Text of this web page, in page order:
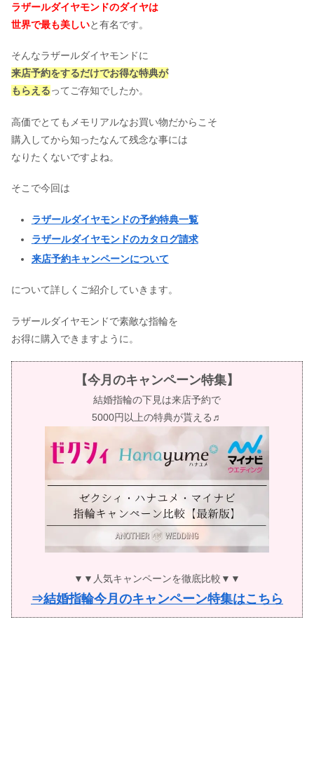
ラザールダイヤモンドのダイヤは
世界で最も美しいと有名です。
そんなラザールダイヤモンドに
来店予約をするだけでお得な特典が
もらえるってご存知でしたか。
高価でとてもメモリアルなお買い物だからこそ
購入してから知ったなんて残念な事には
なりたくないですよね。
そこで今回は
ラザールダイヤモンドの予約特典一覧
ラザールダイヤモンドのカタログ請求
来店予約キャンペーンについて
について詳しくご紹介していきます。
ラザールダイヤモンドで素敵な指輪を
お得に購入できますように。
【今月のキャンペーン特集】
結婚指輪の下見は来店予約で
5000円以上の特典が貰える♬
▼▼人気キャンペーンを徹底比較▼▼
⇒結婚指輪今月のキャンペーン特集はこちら